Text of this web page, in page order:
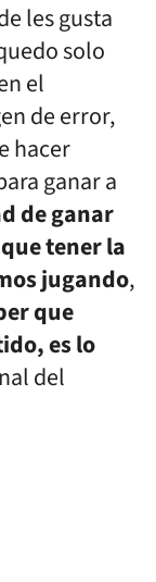
les gusta
solo
el
de error,
hacer
ganar a
de ganar
tener la
jugando,
que
es lo
del